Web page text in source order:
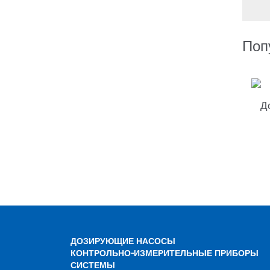
ДОЗИРУЮЩИЕ НАСОСЫ
КОНТРОЛЬНО-ИЗМЕРИТЕЛЬНЫЕ ПРИБОРЫ
СИСТЕМЫ